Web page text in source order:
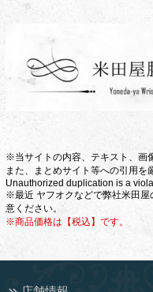
※当サイトの内容、テキスト、画
また、まとめサイト等への引用を
Unauthorized duplication is a
※最近 ヤフオクなどで弊社米田屋
意ください。
※商品価格は【税込】です。